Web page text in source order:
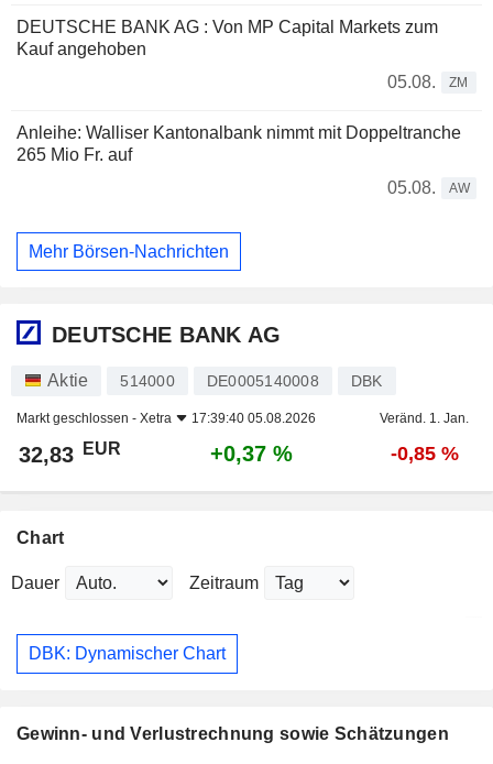
DEUTSCHE BANK AG : Von MP Capital Markets zum
Kauf angehoben
05.08.
ZM
Anleihe: Walliser Kantonalbank nimmt mit Doppeltranche
265 Mio Fr. auf
05.08.
AW
Mehr Börsen-Nachrichten
DEUTSCHE BANK AG
Aktie 514000 DE0005140008 DBK
Markt geschlossen - Xetra 17:39:40 05.08.2026 Veränd. 1. Jan.
32,83 EUR +0,37 % -0,85 %
Chart
Dauer Zeitraum
DBK: Dynamischer Chart
Gewinn- und Verlustrechnung sowie Schätzungen